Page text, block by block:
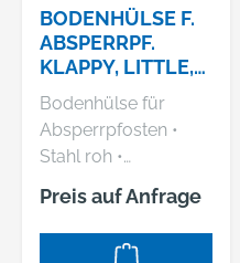
BODENHÜLSE F.
ABSPERRPF.
KLAPPY, LITTLE,
LOCKY
Bodenhülse für
Absperrpfosten •
Stahl roh •
Feuerverzinkt
passiviert • Zum
Einbetonieren • Zur
Preis auf Anfrage